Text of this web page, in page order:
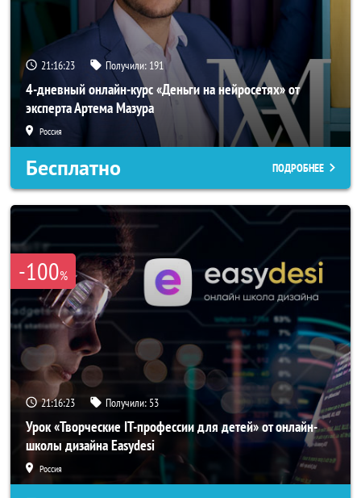
21:16:20 Получили: 191
4-дневный онлайн-курс «Деньги на нейросетях» от
эксперта Артема Мазура
Россия
Бесплатно ПОДРОБНЕЕ
-100%
21:16:20 Получили: 53
Урок «Творческие IT-профессии для детей» от онлайн-
школы дизайна Easydesi
Россия